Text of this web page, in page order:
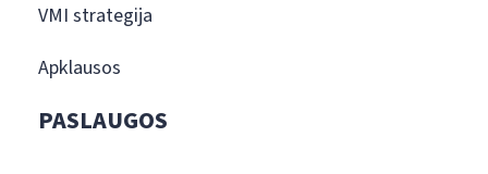
VMI strategija
Apklausos
PASLAUGOS